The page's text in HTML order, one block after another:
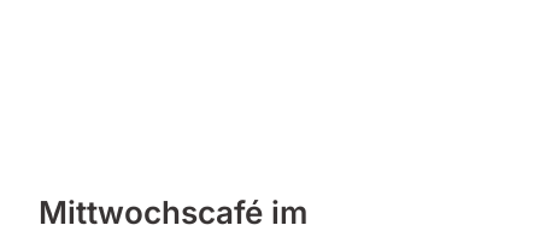
Mittwochscafé im